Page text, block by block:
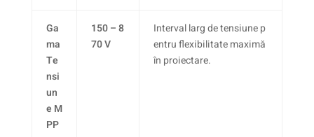
Ga
ma
Te
nsi
un
e M
PP
150 – 8
70 V
Interval larg de tensiune p
entru flexibilitate maximă
în proiectare.